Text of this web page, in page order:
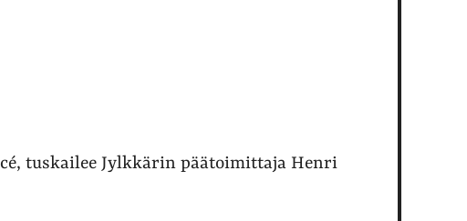
tuskailee Jylkkärin päätoimittaja Henri